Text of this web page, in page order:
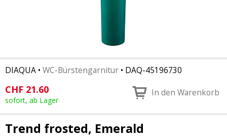
DIAQUA • WC-Bürstengarnitur • DAQ-45196730
CHF 21.60
sofort, ab Lager
In den Warenkorb
Trend frosted, Emerald